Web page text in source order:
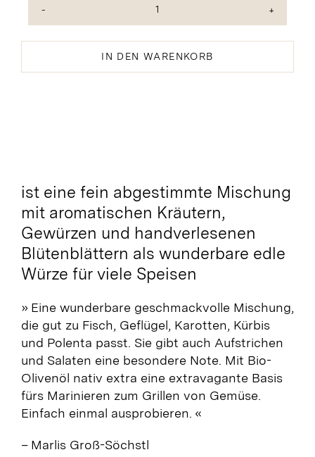
Meersalz
Bio
Kräutern
IN DEN WARENKORB
ist eine fein abgestimmte Mischung
mit aromatischen Kräutern,
Gewürzen und handverlesenen
Blütenblättern als wunderbare edle
Würze für viele Speisen
» Eine wunderbare geschmackvolle Mischung,
die gut zu Fisch, Geflügel, Karotten, Kürbis
und Polenta passt. Sie gibt auch Aufstrichen
und Salaten eine besondere Note. Mit Bio-
Olivenöl nativ extra eine extravagante Basis
fürs Marinieren zum Grillen von Gemüse.
Einfach einmal ausprobieren. «
– Marlis Groß-Söchstl